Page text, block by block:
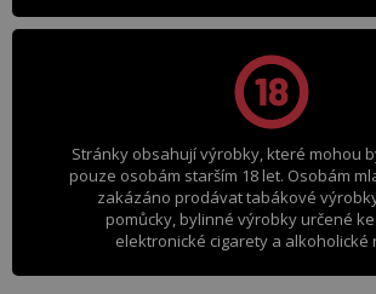
Stránky obsahují výrobky, které mohou
pouze osobám starším 18 let. Osobám
zakázáno prodávat tabákové
pomůcky, bylinné výrobky určené
elektronické cigarety a alkoholické